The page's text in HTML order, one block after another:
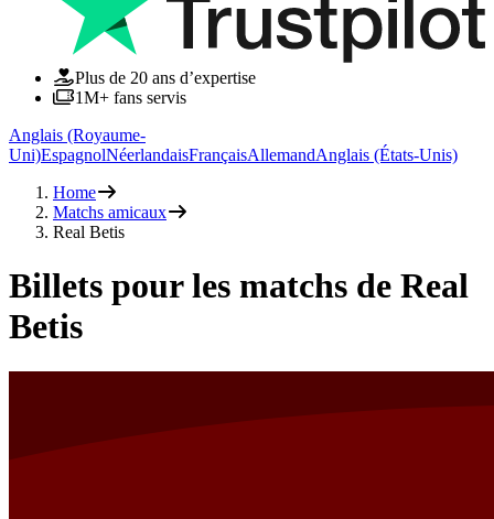
Plus de 20 ans d’expertise
1M+ fans servis
Anglais (Royaume-
Uni)EspagnolNéerlandaisFrançaisAllemandAnglais (États-Unis)
Home
Matchs amicaux
Real Betis
Billets pour les matchs de Real
Betis